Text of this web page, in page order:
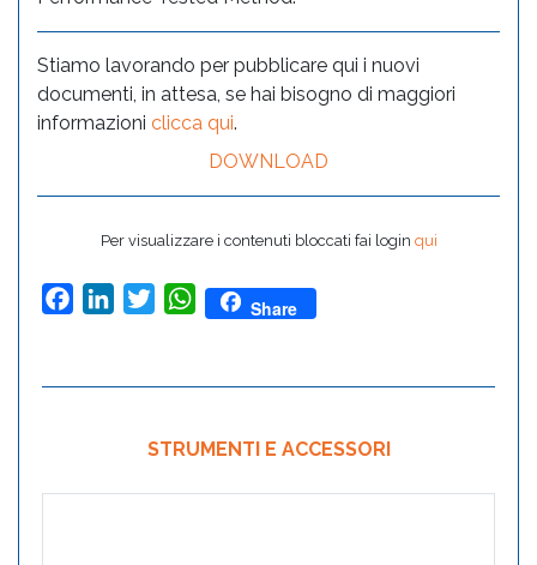
Stiamo lavorando per pubblicare qui i nuovi
documenti, in attesa, se hai bisogno di maggiori
informazioni clicca qui.
DOWNLOAD
Per visualizzare i contenuti bloccati fai login qui
FacebookLinkedInTwitterWhatsApp
Share
STRUMENTI E ACCESSORI